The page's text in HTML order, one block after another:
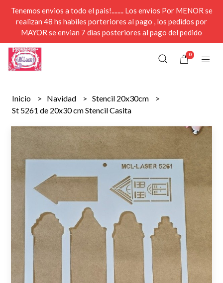
Tenemos envios a todo el pais!........ Los envios Por MENOR se
realizan 48 hs habiles porteriores al pago , los pedidos por
MAYOR se envian 7 dias posteriores al pago del pedido
0
Inicio Navidad
Stencil 20x30cm
St 5261 de 20x30 cm Stencil Casita